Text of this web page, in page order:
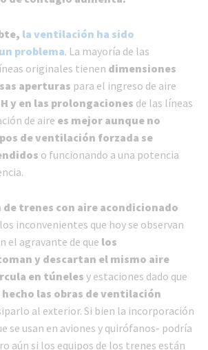
la ventilación ha sido
problema. La mayoría de las
originales tienen dimensiones
aperturas para el ingreso de aire
y en las prolongaciones de las líneas
de aire es mejor aunque no
de ventilación forzada se
o funcionando a una potencia
trenes con aire acondicionado
inconvenientes que hoy se observan
el agravante de que los
y descartan el mismo aire
en túneles y estaciones dado que
hecho las obras de ventilación
al exterior. Si bien la incorporación
se usan en aviones y quirófanos- podría
aún si los equipos de los trenes están